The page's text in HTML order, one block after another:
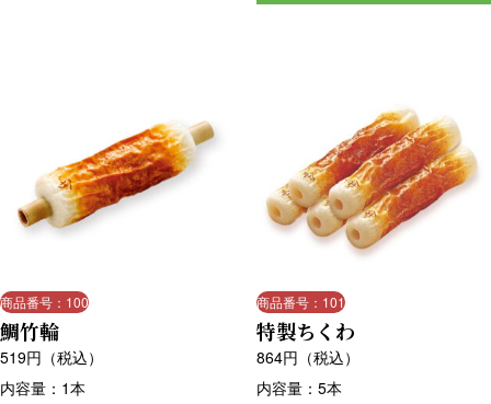
商品番号：100
鯛竹輪
519円（税込）
内容量：1本
商品番号：101
特製ちくわ
864円（税込）
内容量：5本